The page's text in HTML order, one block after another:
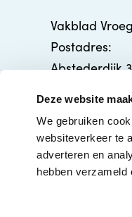
Deze website
We gebruiken
websiteverkeer te
adverteren en
hebben
Vakblad Vroeg
Postadres:
Abstederdijk
KVK: 71316426